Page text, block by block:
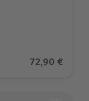
Aktueller
72,90 €